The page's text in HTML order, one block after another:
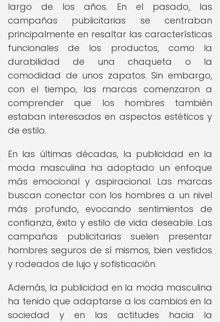
largo de los años. En el pasado, las
campañas publicitarias se centraban
principalmente en resaltar las características
funcionales de los productos, como la
durabilidad de una chaqueta o la
comodidad de unos zapatos. Sin embargo,
con el tiempo, las marcas comenzaron a
comprender que los hombres también
estaban interesados en aspectos estéticos y
de estilo.
En las últimas décadas, la publicidad en la
moda masculina ha adoptado un enfoque
más emocional y aspiracional. Las marcas
buscan conectar con los hombres a un nivel
más profundo, evocando sentimientos de
confianza, éxito y estilo de vida deseable. Las
campañas publicitarias suelen presentar
hombres seguros de sí mismos, bien vestidos
y rodeados de lujo y sofisticación.
Además, la publicidad en la moda masculina
ha tenido que adaptarse a los cambios en la
sociedad y en las actitudes hacia la